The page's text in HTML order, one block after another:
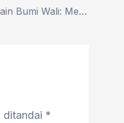
Menguak Sisi Lain Bumi Wali: Mengapa Tuban Justru Identik dengan Simbol Kuda?
ditandai *